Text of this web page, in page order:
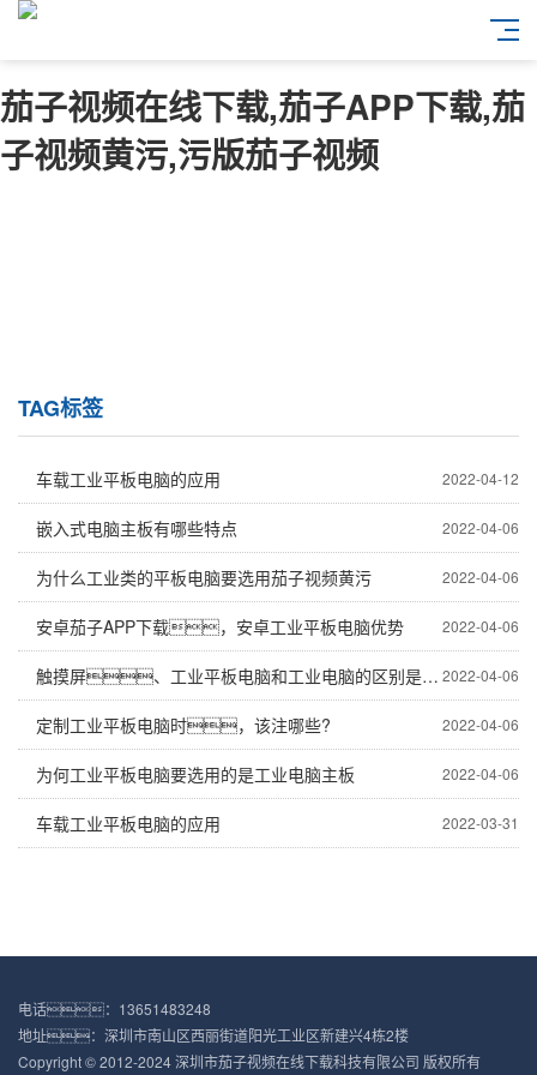
茄子视频在线下载,茄子APP下载,茄
子视频黄污,污版茄子视频
TAG标签
2022-04-12
车载工业平板电脑的应用
2022-04-06
嵌入式电脑主板有哪些特点
2022-04-06
为什么工业类的平板电脑要选用茄子视频黄污
2022-04-06
安卓茄子APP下载，安卓工业平板电脑优势
2022-04-06
触摸屏、工业平板电脑和工业电脑的区别是什么？
2022-04-06
定制工业平板电脑时，该注哪些?
2022-04-06
为何工业平板电脑要选用的是工业电脑主板
2022-03-31
车载工业平板电脑的应用
电话：13651483248
地址：深圳市南山区西丽街道阳光工业区新建兴4栋2楼
Copyright © 2012-2024 深圳市茄子视频在线下载科技有限公司 版权所有